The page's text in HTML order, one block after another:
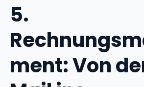
5.
ment: Von